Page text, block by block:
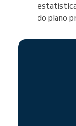
do plano